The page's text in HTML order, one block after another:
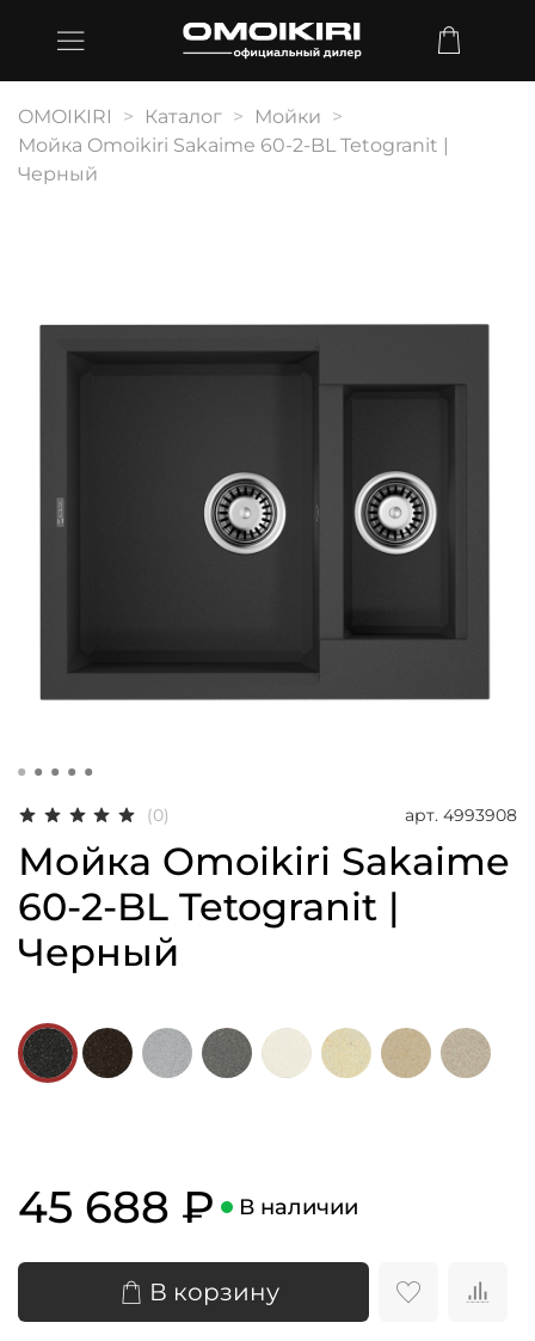
OMOIKIRI Каталог
Мойки
Мойка Omoikiri Sakaime 60-2-BL Tetogranit |
Черный
(0) арт. 4993908
Мойка Omoikiri Sakaime
60-2-BL Tetogranit |
Черный
45 688 ₽ В наличии
В корзину